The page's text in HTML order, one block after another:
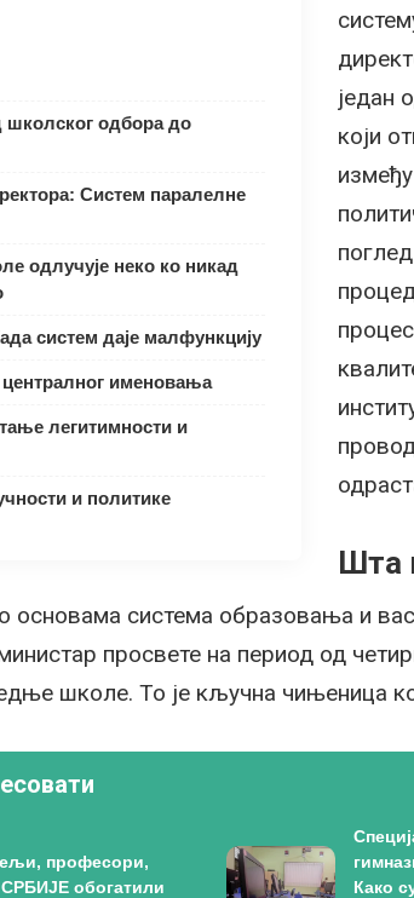
школског одбора до
Систем паралелне
одлучује неко ко никад
систем даје малфункцију
именовања
легитимности и
и политике
један
који
Шта
основама система образовања и
просвете на период од
школе. То је кључна чињеница
професори,
обогатили
Како